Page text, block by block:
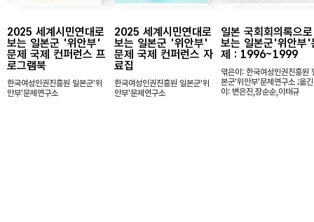
2025 세계시민연대로
보는 일본군 '위안부'
문제 국제 컨퍼런스 프
로그램북
한국여성인권진흥원 일본군'위
안부'문제연구소
2025 세계시민연대로
보는 일본군 '위안부'
문제 국제 컨퍼런스 자
료집
한국여성인권진흥원 일본군'위
안부'문제연구소
일본 국회회의록으로
보는 일본군'위안부'
제 : 1996~1999
엮은이: 한국여성인권진흥원
본군'위안부'문제연구소 ;옮긴
이: 변은진,장순순,이태규